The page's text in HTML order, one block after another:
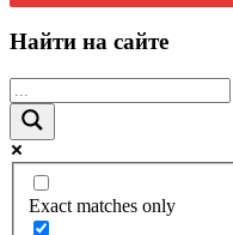
Найти на сайте
Exact matches only